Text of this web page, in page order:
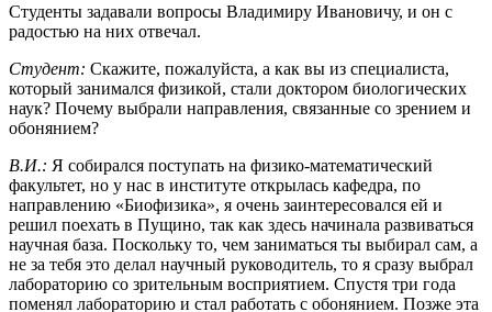
Студенты задавали вопросы Владимиру Ивановичу, и он с
радостью на них отвечал.
Студент: Скажите, пожалуйста, а как вы из специалиста,
который занимался физикой, стали доктором биологических
наук? Почему выбрали направления, связанные со зрением и
обонянием?
В.И.: Я собирался поступать на физико-математический
факультет, но у нас в институте открылась кафедра, по
направлению «Биофизика», я очень заинтересовался ей и
решил поехать в Пущино, так как здесь начинала развиваться
научная база. Поскольку то, чем заниматься ты выбирал сам, а
не за тебя это делал научный руководитель, то я сразу выбрал
лабораторию со зрительным восприятием. Спустя три года
поменял лабораторию и стал работать с обонянием. Позже эта